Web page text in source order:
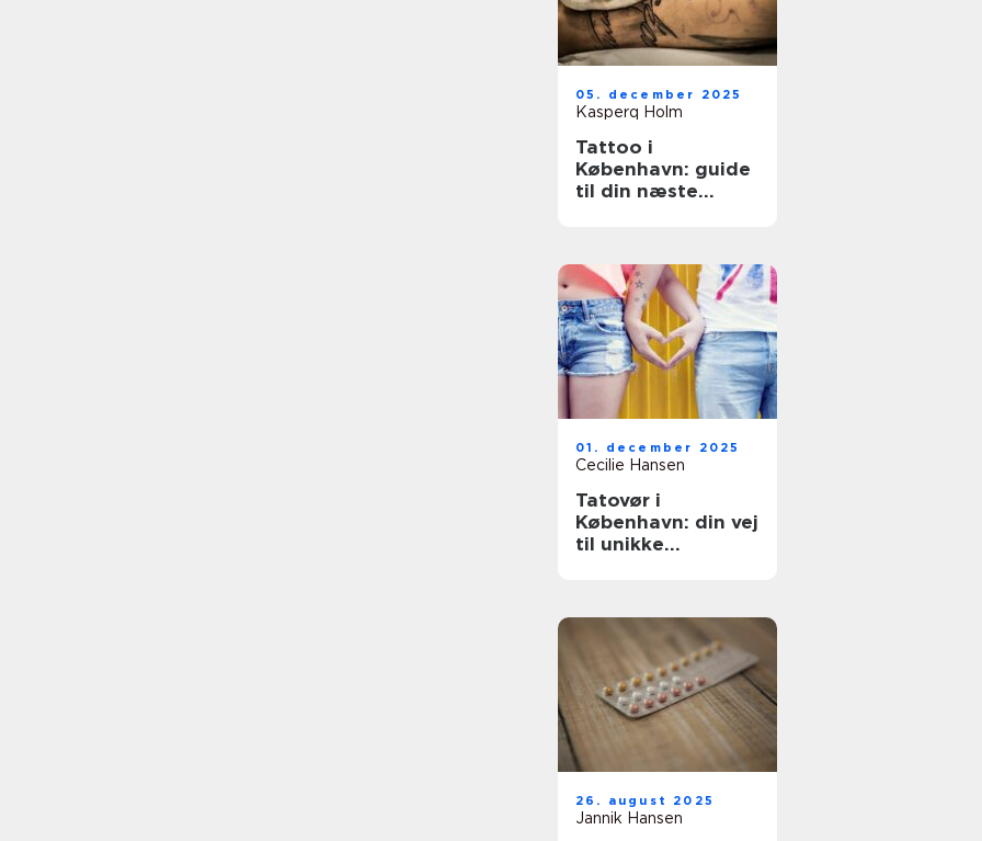
05. december 2025
Kasperq Holm
Tattoo i
København: guide
til din næste
01. december 2025
Cecilie Hansen
Tatovør i
København: din vej
til unikke
26. august 2025
Jannik Hansen